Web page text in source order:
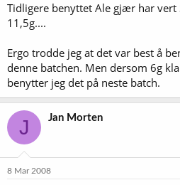
Tidligere benyttet Ale gjær har vert
11,5g....
Ergo trodde jeg at det var best å
denne batchen. Men dersom 6g
benytter jeg det på neste batch.
J Jan Morten
8 Mar 2008